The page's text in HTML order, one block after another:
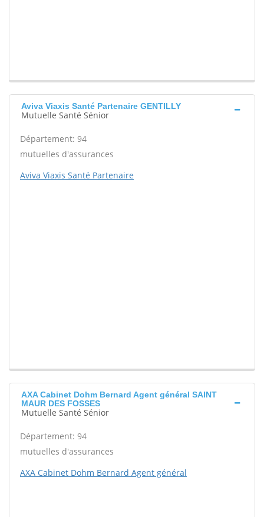
Aviva Viaxis Santé Partenaire GENTILLY
Mutuelle Santé Sénior
Département: 94
mutuelles d'assurances
Aviva Viaxis Santé Partenaire
AXA Cabinet Dohm Bernard Agent général SAINT
MAUR DES FOSSES
Mutuelle Santé Sénior
Département: 94
mutuelles d'assurances
AXA Cabinet Dohm Bernard Agent général